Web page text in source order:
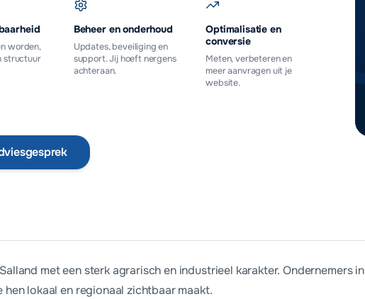
worden,
structuur
Beheer en onderhoud
Updates, beveiliging en
support. Jij hoeft nergens
achteraan.
Optimalisatie en
conversie
Meten, verbeteren en
meer aanvragen uit je
website.
met een sterk agrarisch en industrieel karakter. Ondernemers in
lokaal en regionaal zichtbaar maakt.